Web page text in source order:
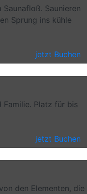
Saunieren
Sprung ins kühle
jetzt Buchen
Familie. Platz für bis
jetzt Buchen
den Elementen, die